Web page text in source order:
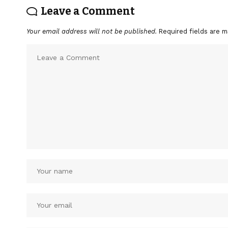
Leave a Comment
Your email address will not be published. Required fields are